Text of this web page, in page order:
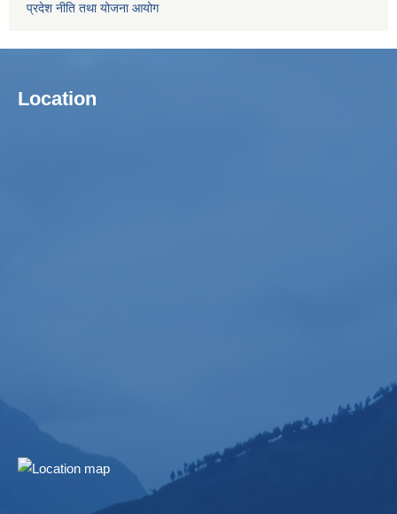
प्रदेश नीति तथा योजना आयोग
Location